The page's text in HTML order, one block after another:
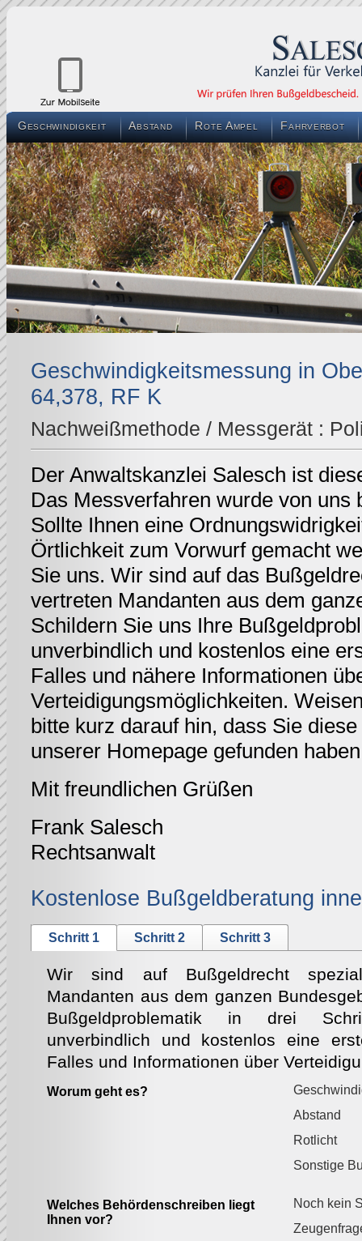
Geschwindigkeit Abstand Rote Ampel Fahrverbot
Geschwindigkeitsmessung in
64,378, RF K
Nachweißmethode / Messgerät :
Der Anwaltskanzlei Salesch ist
Das Messverfahren wurde von uns
Sollte Ihnen eine
Örtlichkeit zum Vorwurf gemacht
Sie uns. Wir sind auf das
vertreten Mandanten aus dem
Schildern Sie uns Ihre
unverbindlich und kostenlos eine
Falles und nähere Informationen
Verteidigungsmöglichkeiten.
bitte kurz darauf hin, dass Sie
unserer Homepage gefunden
Mit freundlichen Grüßen
Frank Salesch
Rechtsanwalt
Kostenlose Bußgeldberatung
Schritt 1 Schritt 2 Schritt 3
Wir sind auf Bußgeldrecht
Mandanten aus dem ganzen
Bußgeldproblematik in drei
unverbindlich und kostenlos eine
Falles und Informationen über
Worum geht es?
Abstand
Rotlicht
Sonstige
Welches Behördenschreiben liegt
Ihnen vor?
Noch kein